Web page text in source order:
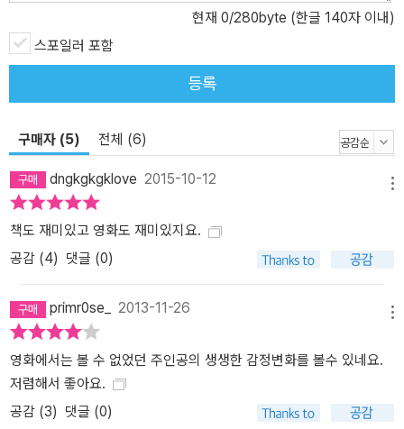
3권 <모킹제이>
전쟁의 피비린내가 점차 더해가는 가운데, 캣니스는 마침내 혁명의
상징 '모킹제이'가 되기로 결심한다. 하지만 주변 사람들 중 그 누구도
믿을 수 없고, 캐피톨로 잡혀간 피타의 생사 역시 알 길이 없는데…….
<헝거게임 시리즈를 향한 찬사!>
- 스티븐 킹
“매력이 넘친다! 식사 중에도 몰래 읽을 정도였다.”
- 스테프니 메이어 (《트와일라잇》작가)
“모든 시대는 각자의 공포를 가지고 있다. 무자비하고 뻔뻔한 TV의
리얼리티 쇼들은 바로 우리 시대의 공포다. 오락에 대한 욕구가 인권
현재 0/280byte (한글 140자 이내)
스포일러 포함
등록
구매자 (5) 전체 (6)
dngkgkgklove 2015-10-12
책도 재미있고 영화도 재미있지요.
공감 (4) 댓글 (0)
primr0se_ 2013-11-26
영화에서는 볼 수 없었던 주인공의 생생한 감정변화를 볼수 있네요.
저렴해서 좋아요.
공감 (3) 댓글 (0)